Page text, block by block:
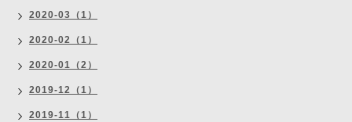
2020-03（1）
2020-02（1）
2020-01（2）
2019-12（1）
2019-11（1）